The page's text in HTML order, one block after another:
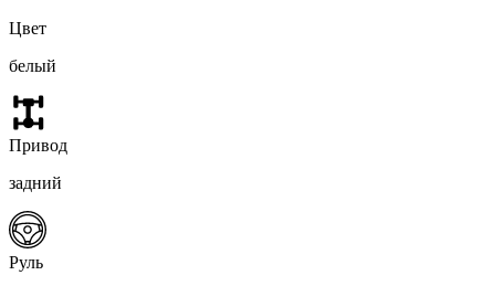
Цвет
белый
Привод
задний
Руль